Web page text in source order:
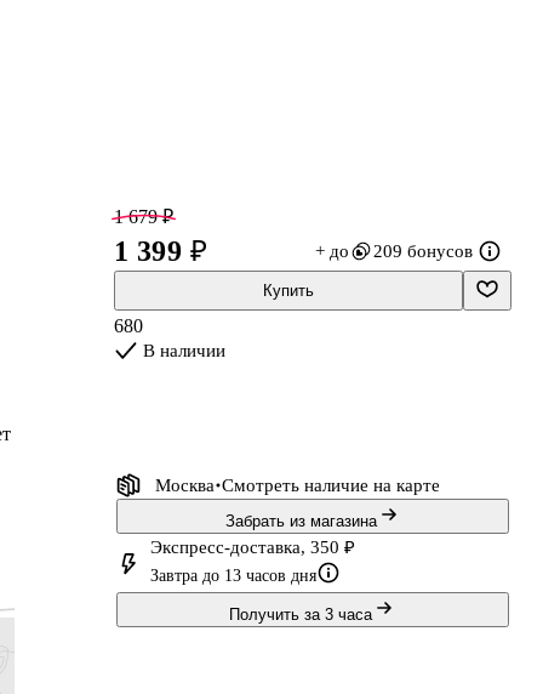
1 679 ₽
1 399 ₽ + до 209 бонусов
Купить
680
В наличии
Москва Смотреть наличие на карте
Забрать из магазина
Экспресс-доставка, 350 ₽
Завтра до 13 часов дня
Получить за 3 часа